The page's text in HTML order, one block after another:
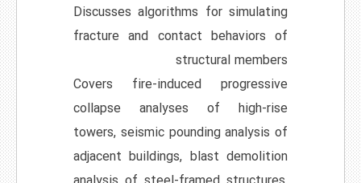
Discusses algorithms for simulating
fracture and contact behaviors of
structural members
Covers fire-induced progressive
collapse analyses of high-rise
towers, seismic pounding analysis of
adjacent buildings, blast demolition